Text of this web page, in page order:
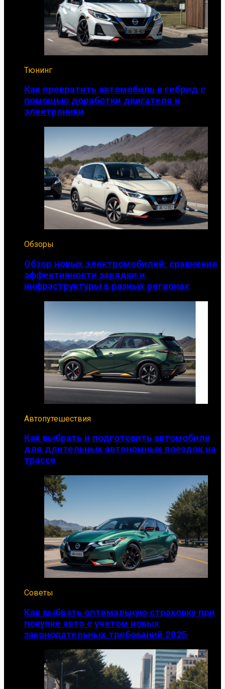
Тюнинг
Как превратить автомобиль в гибрид с
помощью доработки двигателя и
электроники
Обзоры
Обзор новых электромобилей: сравнение
эффективности зарядки и
инфраструктуры в разных регионах
Автопутешествия
Как выбрать и подготовить автомобили
для длительных автономных поездок на
трассе
Советы
Как выбрать оптимальную страховку при
покупке авто с учетом новых
законодательных требований 2025